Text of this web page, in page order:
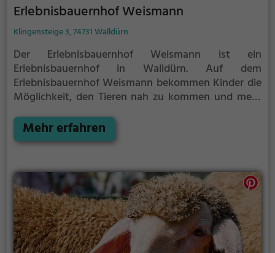
Erlebnisbauernhof Weismann
Klingensteige 3, 74731 Walldürn
Der Erlebnisbauernhof Weismann ist ein
Erlebnisbauernhof in Walldürn. Auf dem
Erlebnisbauernhof Weismann bekommen Kinder die
Möglichkeit, den Tieren nah zu kommen und mehr
das Leben auf dem Bauernhof zu lernen.
Mehr erfahren